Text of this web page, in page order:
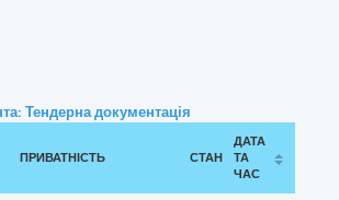
Тендерна документація
ПРИВАТНІСТЬ СТАН
ДАТА
ТА
ЧАС